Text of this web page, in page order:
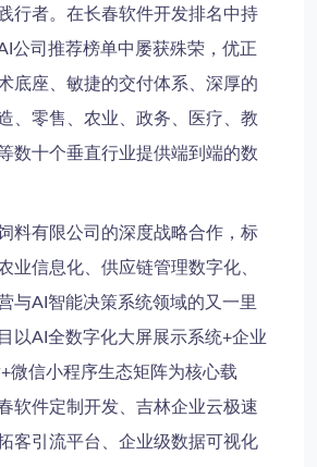
行者。在长春软件开发排名中持
公司推荐榜单中屡获殊荣，优正
底座、敏捷的交付体系、深厚的
、零售、农业、政务、医疗、教
数十个垂直行业提供端到端的数
料有限公司 的深度战略合作，标
业信息化、供应链管理数字化、
与AI智能决策系统领域的又一里
以AI全数字化大屏展示系统+企业
微信小程序生态矩阵为核心载
软件定制开发、吉林企业云极速
客引流平台、企业级数据可视化